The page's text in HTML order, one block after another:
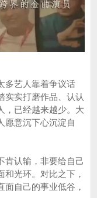
多艺人靠着争议话
实实打磨作品、认认
，已经越来越少。大
愿意沉下心沉淀自
肯认输，非要给自己
光环。对比之下，
自己的事业低谷，